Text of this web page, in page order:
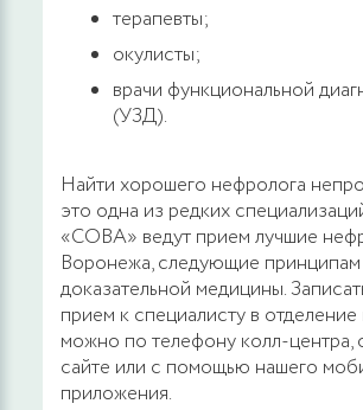
терапевты;
окулисты;
врачи функциональной
(УЗД).
Найти хорошего нефролога
это одна из редких
«СОВА» ведут прием лучшие
Воронежа, следующие принципам
доказательной медицины.
прием к специалисту в
можно по телефону колл-центра,
сайте или с помощью нашего
приложения.